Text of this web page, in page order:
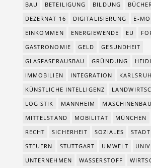
BAU
BETEILIGUNG BILDUNG BÜCHER
DEZERNAT 16
DIGITALISIERUNG
E-
EINKOMMEN
ENERGIEWENDE EU
GASTRONOMIE
GELD
GESUNDHEIT
GLASFASERAUSBAU
GRÜNDUNG
IMMOBILIEN
INTEGRATION
KÜNSTLICHE INTELLIGENZ
LOGISTIK
MANNHEIM
MASCHINENBAU
MITTELSTAND
MOBILITÄT MÜNCHEN
RECHT
SICHERHEIT SOZIALES
STEUERN
STUTTGART UMWELT
UNTERNEHMEN
WASSERSTOFF